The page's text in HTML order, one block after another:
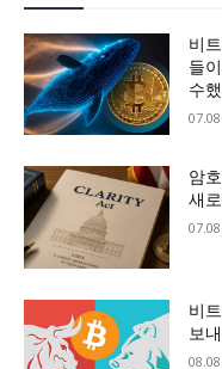
비
들
수
암
새
비
보